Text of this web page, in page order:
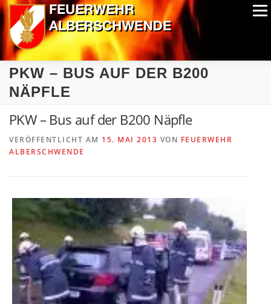
Zum
Inhalt
springen
Menü
ALPIN-NASSWETTBEWERB MITGLIEDER
AUSRÜSTUNG CHRONIK EXTRAS
PKW – BUS AUF DER B200
NÄPFLE
PKW – Bus auf der B200 Näpfle
VERÖFFENTLICHT AM 15. MAI 2013 VON FEUERWEHR
ALBERSCHWENDE